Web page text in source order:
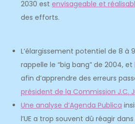
2030 est envisageable et
des efforts.
L’élargissement potentiel de 8 à
rappelle le “big bang” de 2004, et
afin d’apprendre des erreurs
président de la Commission J.C.
Une analyse d’Agenda Publica
l’UE a trop souvent dû réagir